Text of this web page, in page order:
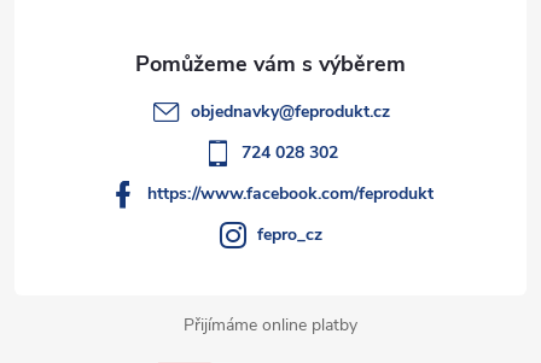
Přijímáme online platby
objednavky@feprodukt.cz
724 028 302
https://www.facebook.com/feprodukt
fepro_cz